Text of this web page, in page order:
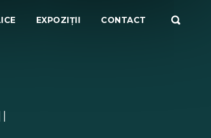
EXPOZIȚII CONTACT